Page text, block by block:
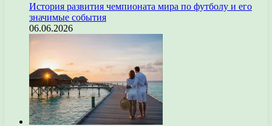
История развития чемпионата мира по футболу и его
значимые события
06.06.2026